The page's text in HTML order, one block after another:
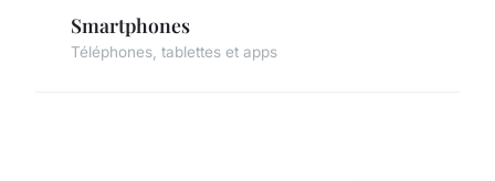
Smartphones
Téléphones, tablettes et apps